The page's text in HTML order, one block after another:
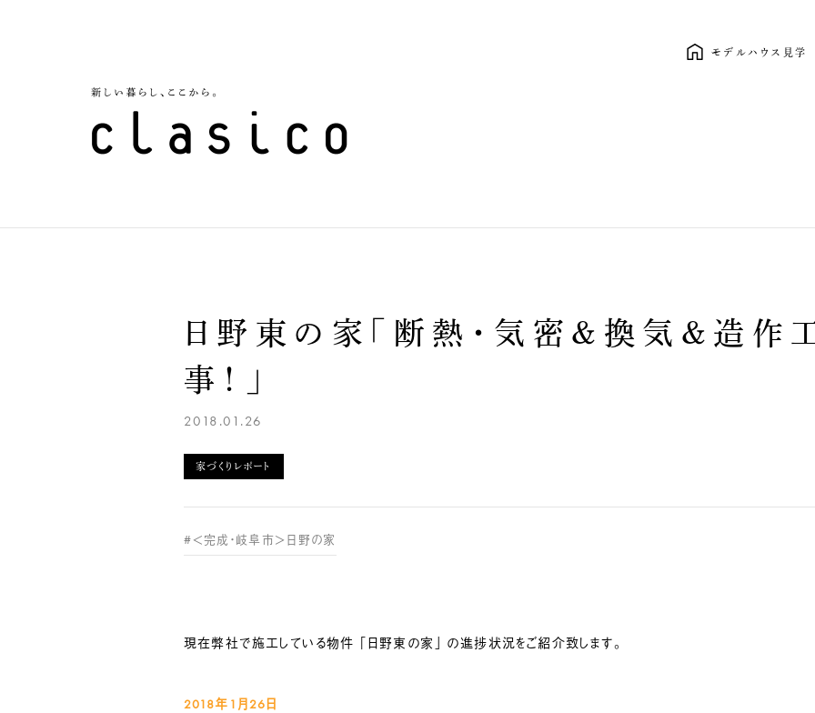
モデルハウス見学
日野東の家「断熱・気密＆換気＆造作
事！」
2018.01.26
家づくりレポート
#＜完成・岐阜市＞日野の家
現在弊社で施工している物件 「日野東の家」 の進捗状況をご紹介致します。
2018年1月26日